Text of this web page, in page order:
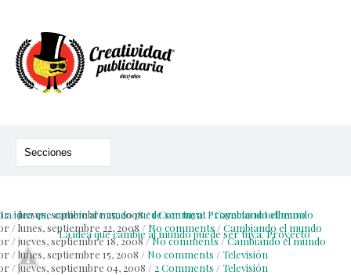
/jueves, septiembre 25, 2008/1 Comment/Cambiando el mundo
La idea que cambie al mundo puede ser tuya. Proyecto 10tothe100
La idea que cambie al mundo puede ser tuya. Proyecto
/lunes, septiembre 22, 2008 / No comments /Cambiando el mundo
/jueves, septiembre 18, 2008/No comments/Cambiando el mundo
/lunes, septiembre 15, 2008 / No comments /Televisión
/jueves, septiembre 04, 2008 /2 Comments /Televisión